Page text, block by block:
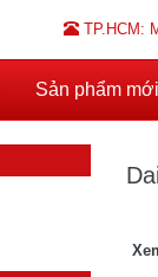
TP.HCM:
Sản phẩm mới